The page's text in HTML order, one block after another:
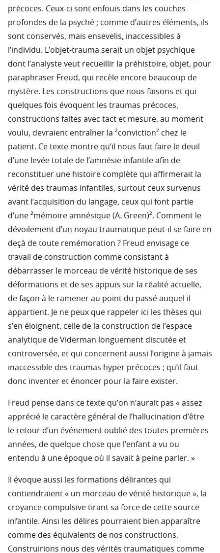
précoces. Ceux-ci sont enfouis dans les couches
profondes de la psyché ; comme d’autres éléments, ils
sont conservés, mais ensevelis, inaccessibles à
l’individu. L’objet-trauma serait un objet psychique
dont l’analyste veut recueillir la préhistoire, objet, pour
paraphraser Freud, qui recèle encore beaucoup de
mystère. Les constructions que nous faisons et qui
quelques fois évoquent les traumas précoces,
constructions faites avec tact et mesure, au moment
voulu, devraient entraîner la ²conviction² chez le
patient. Ce texte montre qu’il nous faut faire le deuil
d’une levée totale de l’amnésie infantile afin de
reconstituer une histoire complète qui affirmerait la
vérité des traumas infantiles, surtout ceux survenus
avant l’acquisition du langage, ceux qui font partie
d’une ²mémoire amnésique (A. Green)². Comment le
dévoilement d’un noyau traumatique peut-il se faire en
deçà de toute remémoration ? Freud envisage ce
travail de construction comme consistant à
débarrasser le morceau de vérité historique de ses
déformations et de ses appuis sur la réalité actuelle,
de façon à le ramener au point du passé auquel il
appartient. Je ne peux que rappeler ici les thèses qui
s’en éloignent, celle de la construction de l’espace
analytique de Viderman longuement discutée et
controversée, et qui concernent aussi l’origine à jamais
inaccessible des traumas hyper précoces ; qu’il faut
donc inventer et énoncer pour la faire exister.
Freud pense dans ce texte qu’on n’aurait pas « assez
apprécié le caractère général de l’hallucination d’être
le retour d’un événement oublié des toutes premières
années, de quelque chose que l’enfant a vu ou
entendu à une époque où il savait à peine parler. »
Il évoque aussi les formations délirantes qui
contiendraient « un morceau de vérité historique », la
croyance compulsive tirant sa force de cette source
infantile. Ainsi les délires pourraient bien apparaître
comme des équivalents de nos constructions.
Construirions nous des vérités traumatiques comme